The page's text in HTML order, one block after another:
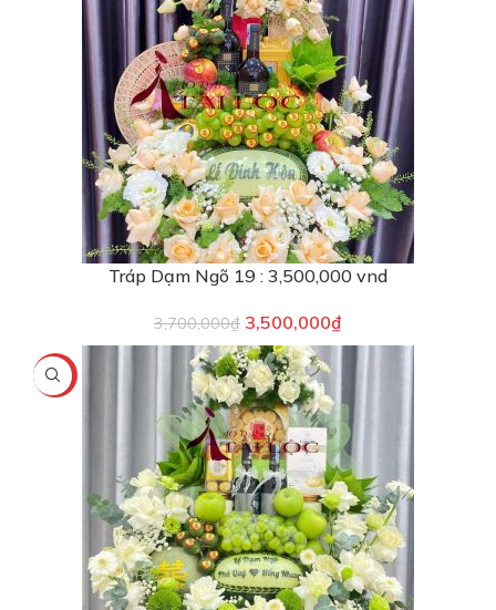
Tráp Dạm Ngõ 19 : 3,500,000 vnd
3,700,000₫ 3,500,000₫
-10%